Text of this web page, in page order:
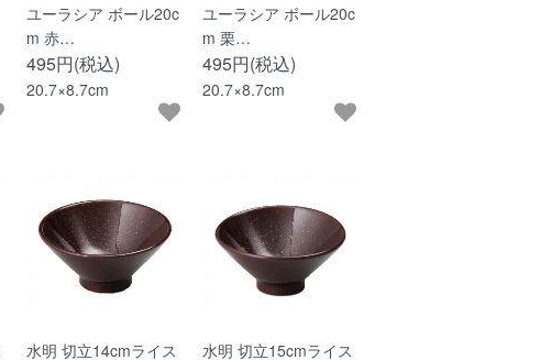
ユーラシア ボール20c
m 赤…
495円(税込)
20.7×8.7cm
ユーラシア ボール20c
m 栗…
495円(税込)
20.7×8.7cm
水明 切立14cmライス 水明 切立15cmライス